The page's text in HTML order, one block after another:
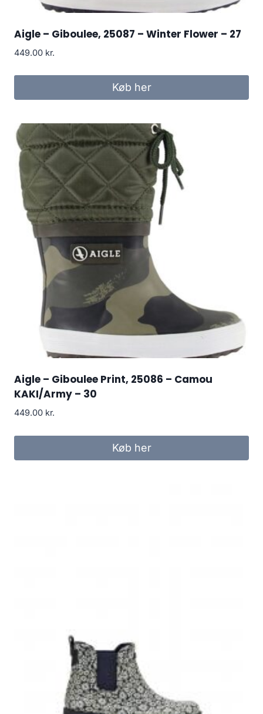
Aigle – Giboulee, 25087 – Winter Flower – 27
449.00 kr.
Køb her
Aigle – Giboulee Print, 25086 – Camou
KAKI/Army – 30
449.00 kr.
Køb her